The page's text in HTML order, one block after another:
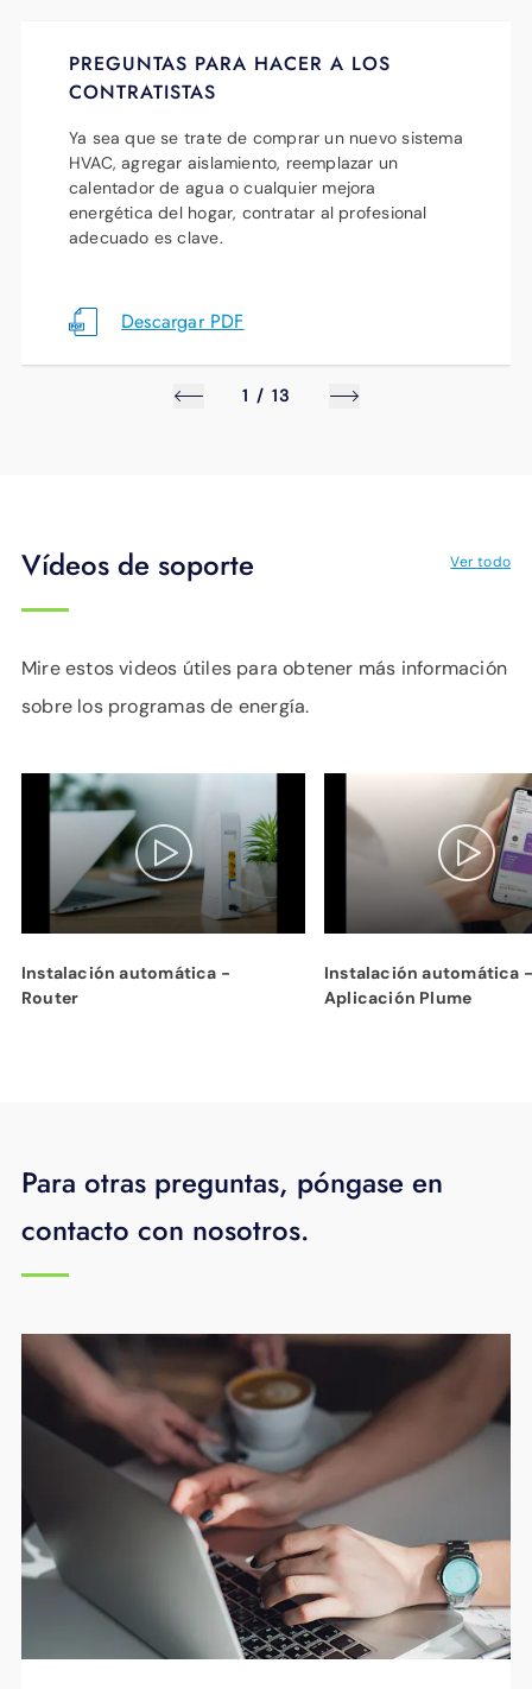
CVS y Dollar General para que pueda pagar
cómodamente en la caja. Es la manera
perfecta de integrar el pago de sus facturas
en su día sin tener que ir a una sucursal de
EPB . Haga clicaquípara obtener
PREGUNTAS PARA HACER A LOS
CONTRATISTAS
Ya sea que se trate de comprar un nuevo sistema
HVAC, agregar aislamiento, reemplazar un
calentador de agua o cualquier mejora
energética del hogar, contratar al profesional
adecuado es clave.
Descargar PDF
1 / 13
Vídeos de soporte Ver todo
Mire estos videos útiles para obtener más información
sobre los programas de energía.
Instalación automática -
Router
Instalación automática -
Aplicación Plume
Para otras preguntas, póngase en
contacto con nosotros.